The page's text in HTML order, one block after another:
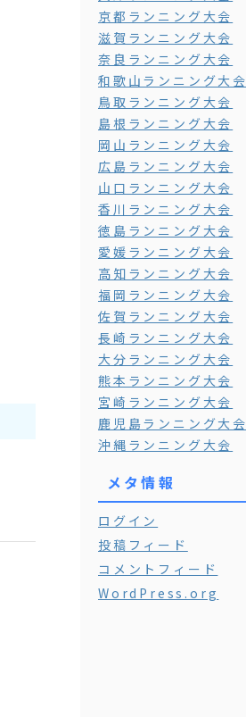
京都ランニング大会
滋賀ランニング大会
奈良ランニング大会
和歌山ランニング大会
鳥取ランニング大会
島根ランニング大会
岡山ランニング大会
広島ランニング大会
山口ランニング大会
香川ランニング大会
徳島ランニング大会
愛媛ランニング大会
高知ランニング大会
福岡ランニング大会
佐賀ランニング大会
長崎ランニング大会
大分ランニング大会
熊本ランニング大会
宮崎ランニング大会
鹿児島ランニング大会
沖縄ランニング大会
メタ情報
ログイン
投稿フィード
コメントフィード
WordPress.org